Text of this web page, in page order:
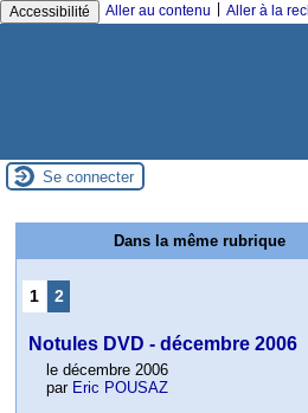
Accessibilité Aller au contenu Aller à la
Se connecter
Dans la même rubrique
1 2
Notules DVD - décembre 2006
le décembre 2006
par Eric POUSAZ